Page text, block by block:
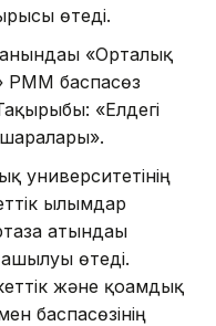
өтеді.
«Орталық
РММ баспасөз
«Елдегі
университетінің
ғылымдар
атындағы
өтеді.
және қоғамдық
баспасөзінің